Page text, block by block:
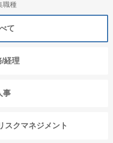
職種
て
/経理
事
スクマネジメント